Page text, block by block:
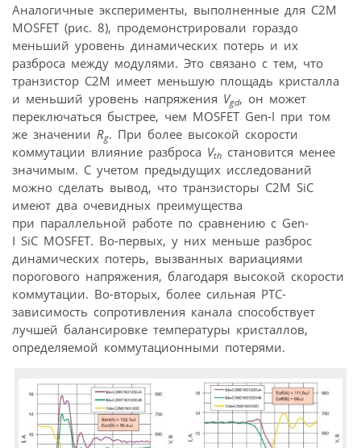
Аналогичные эксперименты, выполненные для C2M
MOSFET (рис. 8), продемонстрировали гораздо
меньший уровень динамических потерь и их
разброса между модулями. Это связано с тем, что
транзистор C2M имеет меньшую площадь кристалла
и меньший уровень напряжения Vgd, он может
переключаться быстрее, чем MOSFET Gen-I при том
же значении Rg. При более высокой скорости
коммутации влияние разброса Vth становится менее
значимым. С учетом предыдущих исследований
можно сделать вывод, что транзисторы C2M SiC
имеют два очевидных преимущества
при параллельной работе по сравнению с Gen-
I SiC MOSFET. Во-первых, у них меньше разброс
динамических потерь, вызванных вариациями
порогового напряжения, благодаря высокой скорости
коммутации. Во-вторых, более сильная РТС-
зависимость сопротивления канала способствует
лучшей балансировке температуры кристаллов,
определяемой коммутационными потерями.